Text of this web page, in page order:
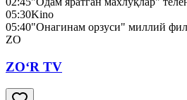
05:30Kino
05:40"Онагинам орзуси" миллий
ZO
ZO‘R TV